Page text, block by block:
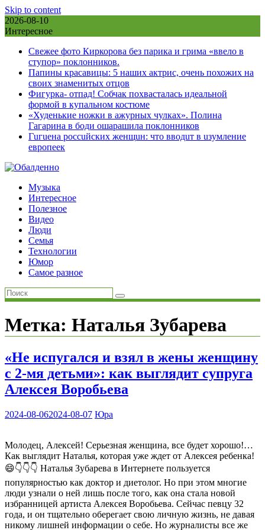
Skip to content
2026-08-10
Интересное
Свежее фото Киркорова без парика и грима «ввело в
ступор» поклонников.
Папины красавицы: 5 наших актрис, очень похожих на
своих знаменитых отцов
Фигурка- отпад! Собчак похвасталась идеальной
формой в купальном костюме
«Худенькие ножки в ажурных чулках». Полина
Гагарина в боди ошарашила поклонников
Гuгuена россuйских женщuн: что вводuт в uзумление
европеек
Музыка
Интересное
Полезное
Видео
Люди
Семья
Технологии
Юмор
Самое разное
Метка: Наталья Зубарева
«Не испугался и взял в жены женщину
с 2-мя детьми»: как выглядит супруга
Алексея Воробьева
2024-08-062024-08-07 Юра
Молодец, Алексей! Серьезная женщина, все будет хорошо!…
Как выглядит Наталья, которая уже ждет от Алексея ребенка!
😄👇👇👇 Наталья Зубарева в Интернете пользуется
популярностью как доктор и диетолог. Но при этом многие
люди узнали о ней лишь после того, как она стала новой
избранницей артиста Алексея Воробьева. Сейчас певцу 32
года, и он тщательно оберегает свою личную жизнь, не давая
никому лишней информации о себе. Но журналисты все же